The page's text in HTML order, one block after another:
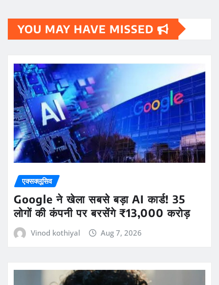
YOU MAY HAVE MISSED
एक्सक्लूसिव
Google ने खेला सबसे बड़ा AI कार्ड! 35
लोगों की कंपनी पर बरसेंगे ₹13,000 करोड़
Vinod kothiyal Aug 7, 2026